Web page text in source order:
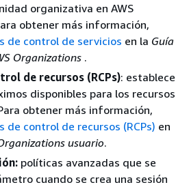
organizativa en AWS
obtener más información,
de control de servicios en la Guía
Organizations .
de recursos (RCPs): establece
disponibles para los recursos
obtener más información,
de control de recursos (RCPs) en
usuario.
políticas avanzadas que se
cuando se crea una sesión